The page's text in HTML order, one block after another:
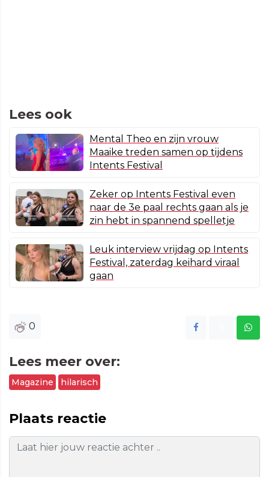
Lees ook
Mental Theo en zijn vrouw
Maaike treden samen op tijdens
Intents Festival
Zeker op Intents Festival even
naar de 3e paal rechts gaan als je
zin hebt in spannend spelletje
Leuk interview vrijdag op Intents
Festival, zaterdag keihard viraal
gaan
0
Lees meer over:
Magazine hilarisch
Plaats reactie